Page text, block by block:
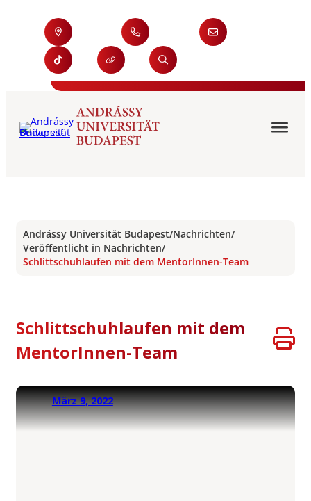
Andrássy Universität Budapest/Nachrichten/
Veröffentlicht in Nachrichten/
Schlittschuhlaufen mit dem MentorInnen-Team
Schlittschuhlaufen mit dem
MentorInnen-Team
März 9, 2022